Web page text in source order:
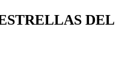
DEL